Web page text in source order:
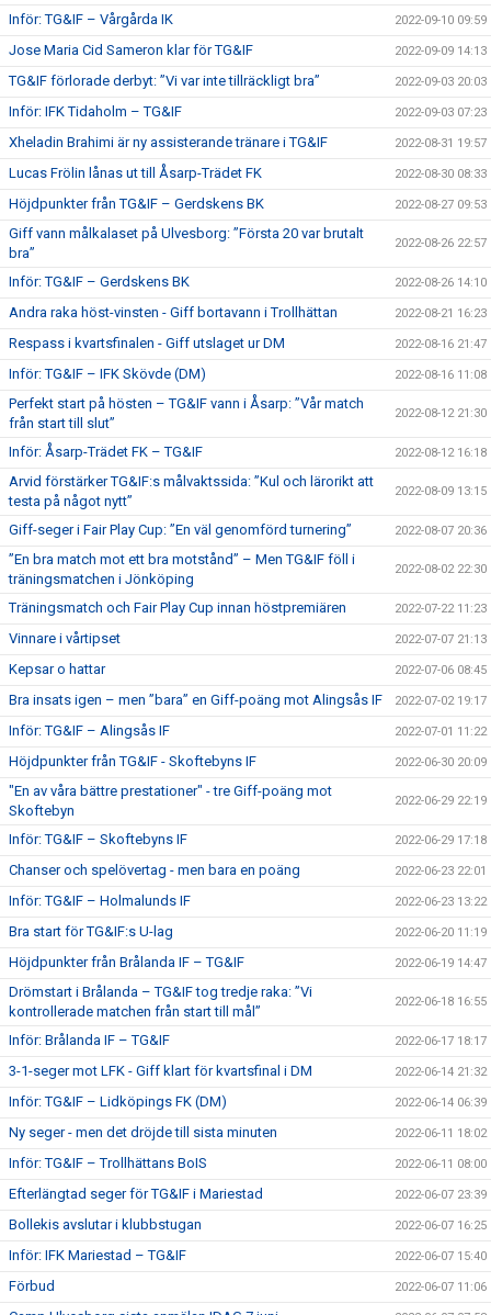
Inför: TG&IF – Vårgårda IK 2022-09-10 09:59
Jose Maria Cid Sameron klar för TG&IF 2022-09-09 14:13
TG&IF förlorade derbyt: ”Vi var inte tillräckligt bra” 2022-09-03 20:03
Inför: IFK Tidaholm – TG&IF 2022-09-03 07:23
Xheladin Brahimi är ny assisterande tränare i TG&IF 2022-08-31 19:57
Lucas Frölin lånas ut till Åsarp-Trädet FK 2022-08-30 08:33
Höjdpunkter från TG&IF – Gerdskens BK 2022-08-27 09:53
Giff vann målkalaset på Ulvesborg: ”Första 20 var brutalt
bra”
2022-08-26 22:57
Inför: TG&IF – Gerdskens BK 2022-08-26 14:10
Andra raka höst-vinsten - Giff bortavann i Trollhättan 2022-08-21 16:23
Respass i kvartsfinalen - Giff utslaget ur DM 2022-08-16 21:47
Inför: TG&IF – IFK Skövde (DM) 2022-08-16 11:08
Perfekt start på hösten – TG&IF vann i Åsarp: ”Vår match
från start till slut”
2022-08-12 21:30
Inför: Åsarp-Trädet FK – TG&IF 2022-08-12 16:18
Arvid förstärker TG&IF:s målvaktssida: ”Kul och lärorikt att
testa på något nytt”
2022-08-09 13:15
Giff-seger i Fair Play Cup: ”En väl genomförd turnering” 2022-08-07 20:36
”En bra match mot ett bra motstånd” – Men TG&IF föll i
träningsmatchen i Jönköping
2022-08-02 22:30
Träningsmatch och Fair Play Cup innan höstpremiären 2022-07-22 11:23
Vinnare i vårtipset 2022-07-07 21:13
Kepsar o hattar 2022-07-06 08:45
Bra insats igen – men ”bara” en Giff-poäng mot Alingsås IF 2022-07-02 19:17
Inför: TG&IF – Alingsås IF 2022-07-01 11:22
Höjdpunkter från TG&IF - Skoftebyns IF 2022-06-30 20:09
"En av våra bättre prestationer" - tre Giff-poäng mot
Skoftebyn
2022-06-29 22:19
Inför: TG&IF – Skoftebyns IF 2022-06-29 17:18
Chanser och spelövertag - men bara en poäng 2022-06-23 22:01
Inför: TG&IF – Holmalunds IF 2022-06-23 13:22
Bra start för TG&IF:s U-lag 2022-06-20 11:19
Höjdpunkter från Brålanda IF – TG&IF 2022-06-19 14:47
Drömstart i Brålanda – TG&IF tog tredje raka: ”Vi
kontrollerade matchen från start till mål”
2022-06-18 16:55
Inför: Brålanda IF – TG&IF 2022-06-17 18:17
3-1-seger mot LFK - Giff klart för kvartsfinal i DM 2022-06-14 21:32
Inför: TG&IF – Lidköpings FK (DM) 2022-06-14 06:39
Ny seger - men det dröjde till sista minuten 2022-06-11 18:02
Inför: TG&IF – Trollhättans BoIS 2022-06-11 08:00
Efterlängtad seger för TG&IF i Mariestad 2022-06-07 23:39
Bollekis avslutar i klubbstugan 2022-06-07 16:25
Inför: IFK Mariestad – TG&IF 2022-06-07 15:40
Förbud 2022-06-07 11:06